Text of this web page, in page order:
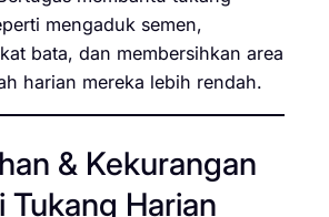
mengaduk semen,
bata, dan membersihkan area
harian mereka lebih rendah.
& Kekurangan
Tukang Harian